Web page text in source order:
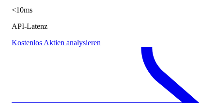
<10ms
API-Latenz
Kostenlos Aktien analysieren